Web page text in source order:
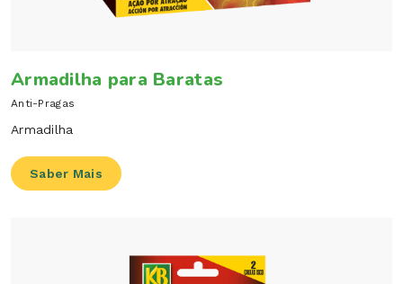
Armadilha para Baratas
Anti-Pragas
Armadilha
Saber Mais